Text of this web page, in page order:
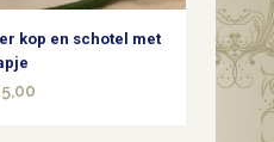
kop en schotel met